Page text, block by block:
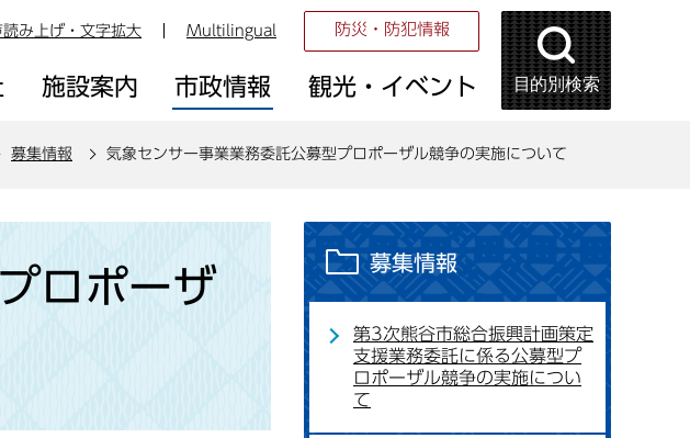
読み上げ・文字拡大 Multilingual 防災・防犯情報
施設案内 市政情報 観光・イベント 目的別検索
募集情報 気象センサー事業業務委託公募型プロポーザル競争の実施について
ロポーザ
募集情報
第3次熊谷市総合振興計画策定
支援業務委託に係る公募型プ
ロポーザル競争の実施につい
て